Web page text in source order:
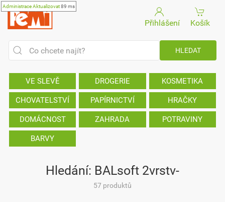
AdministraceAktualizovat89 ms
Přihlášení Košík
VE SLEVĚ DROGERIE KOSMETIKA
CHOVATELSTVÍ PAPÍRNICTVÍ HRAČKY
DOMÁCNOST ZAHRADA POTRAVINY
BARVY
Hledání: BALsoft 2vrstv-
57 produktů